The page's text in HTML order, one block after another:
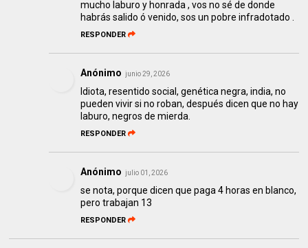
mucho laburo y honrada , vos no sé de donde
habrás salido ó venido, sos un pobre infradotado .
RESPONDER
Anónimo junio 29, 2026
Idiota, resentido social, genética negra, india, no
pueden vivir si no roban, después dicen que no hay
laburo, negros de mierda.
RESPONDER
Anónimo julio 01, 2026
se nota, porque dicen que paga 4 horas en blanco,
pero trabajan 13
RESPONDER